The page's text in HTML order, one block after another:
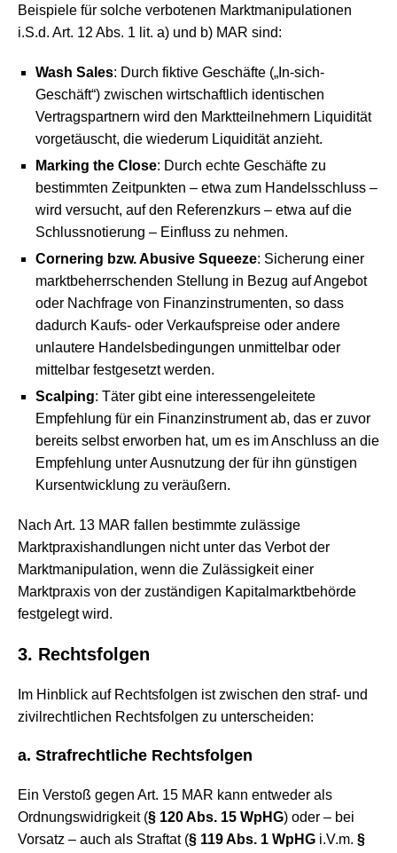
Beispiele für solche verbotenen Marktmanipulationen
i.S.d. Art. 12 Abs. 1 lit. a) und b) MAR sind:
Wash Sales: Durch fiktive Geschäfte („In-sich-
Geschäft“) zwischen wirtschaftlich identischen
Vertragspartnern wird den Marktteilnehmern Liquidität
vorgetäuscht, die wiederum Liquidität anzieht.
Marking the Close: Durch echte Geschäfte zu
bestimmten Zeitpunkten – etwa zum Handelsschluss –
wird versucht, auf den Referenzkurs – etwa auf die
Schlussnotierung – Einfluss zu nehmen.
Cornering bzw. Abusive Squeeze: Sicherung einer
marktbeherrschenden Stellung in Bezug auf Angebot
oder Nachfrage von Finanzinstrumenten, so dass
dadurch Kaufs- oder Verkaufspreise oder andere
unlautere Handelsbedingungen unmittelbar oder
mittelbar festgesetzt werden.
Scalping: Täter gibt eine interessengeleitete
Empfehlung für ein Finanzinstrument ab, das er zuvor
bereits selbst erworben hat, um es im Anschluss an die
Empfehlung unter Ausnutzung der für ihn günstigen
Kursentwicklung zu veräußern.
Nach Art. 13 MAR fallen bestimmte zulässige
Marktpraxishandlungen nicht unter das Verbot der
Marktmanipulation, wenn die Zulässigkeit einer
Marktpraxis von der zuständigen Kapitalmarktbehörde
festgelegt wird.
3. Rechtsfolgen
Im Hinblick auf Rechtsfolgen ist zwischen den straf- und
zivilrechtlichen Rechtsfolgen zu unterscheiden:
a. Strafrechtliche Rechtsfolgen
Ein Verstoß gegen Art. 15 MAR kann entweder als
Ordnungswidrigkeit (§ 120 Abs. 15 WpHG) oder – bei
Vorsatz – auch als Straftat (§ 119 Abs. 1 WpHG i.V.m. §